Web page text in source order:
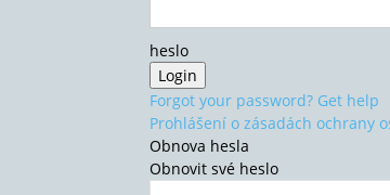
heslo
Forgot your password? Get help
Prohlášení o zásadách ochrany
Obnova hesla
Obnovit své heslo